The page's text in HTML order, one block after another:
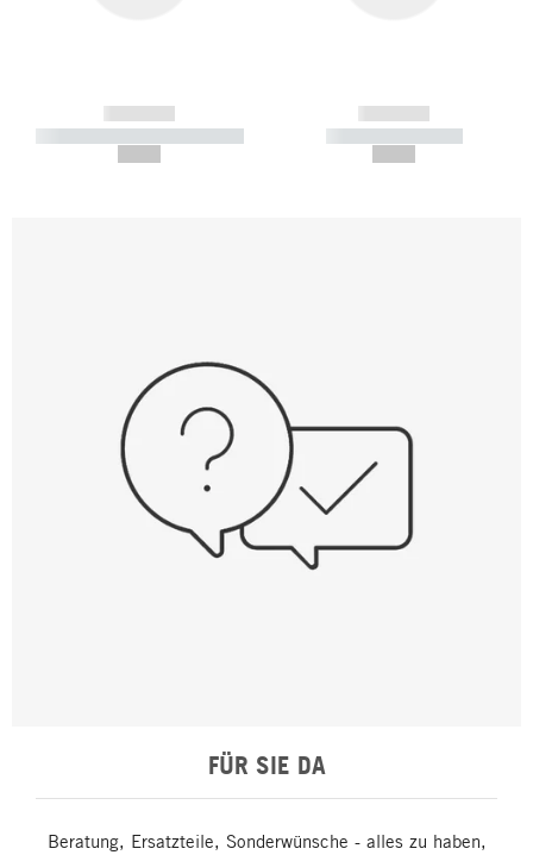
------------
----------- ----------- -----------
------------
----------- -----------
FÜR SIE DA
Beratung, Ersatzteile, Sonderwünsche - alles zu haben,